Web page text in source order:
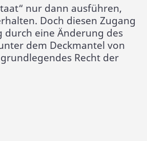
nur dann ausführen,
Doch diesen Zugang
eine Änderung des
dem Deckmantel von
Recht der